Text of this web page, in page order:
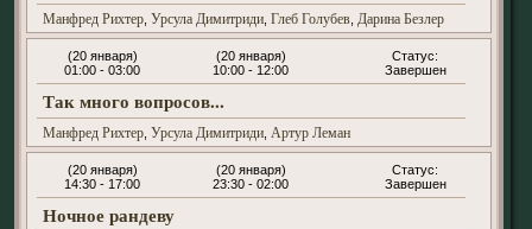
Манфред Рихтер, Урсула Димитриди, Глеб Голубев, Дарина Безлер
(20 января)
01:00 - 03:00
(20 января)
10:00 - 12:00
Так много вопросов...
Манфред Рихтер, Урсула Димитриди, Артур Леман
Завершен
(20 января)
14:30 - 17:00
(20 января)
23:30 - 02:00
Ночное рандеву
Завершен